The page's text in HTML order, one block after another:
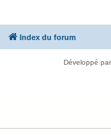
Index du forum
Développé par